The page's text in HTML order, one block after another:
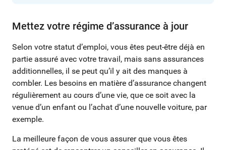
Mettez votre régime d’assurance à jour
Selon votre statut d’emploi, vous êtes peut-être déjà en
partie assuré avec votre travail, mais sans assurances
additionnelles, il se peut qu’il y ait des manques à
combler. Les besoins en matière d’assurance changent
régulièrement au cours d’une vie, que ce soit avec la
venue d’un enfant ou l’achat d’une nouvelle voiture, par
exemple.
La meilleure façon de vous assurer que vous êtes